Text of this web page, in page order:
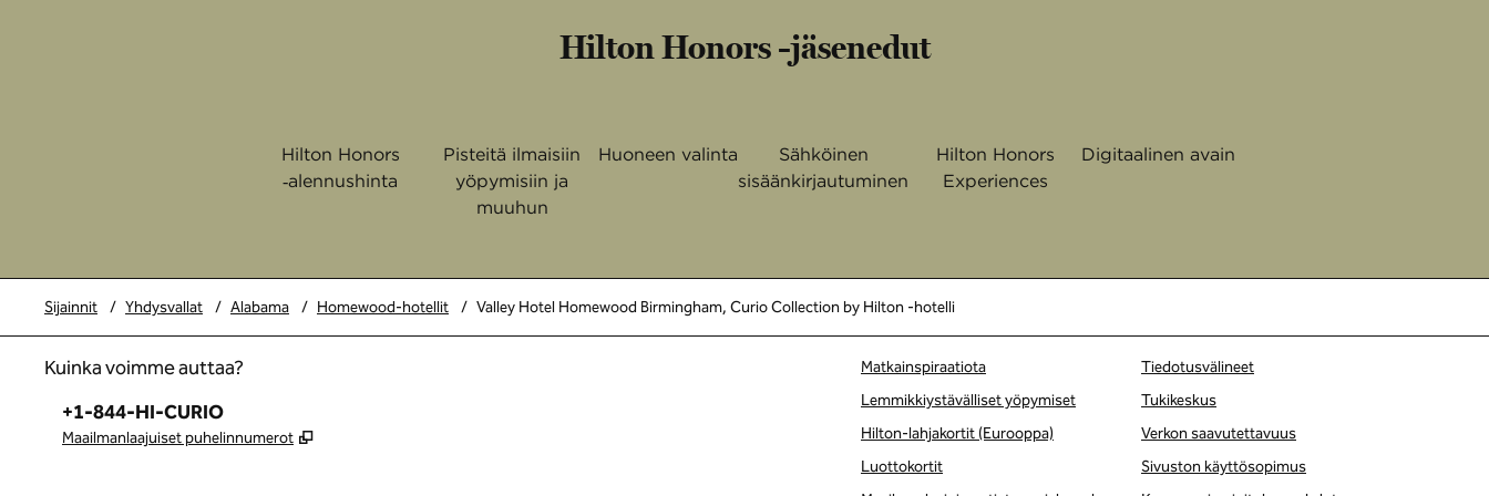
Hilton Honors -jäsenedut
Hilton Honors
‑alennushinta
Pisteitä ilmaisiin
yöpymisiin ja
muuhun
Huoneen valinta
Sähköinen
sisäänkirjautuminen
Hilton Honors
Experiences
Digitaalinen avain
Sijainnit / Yhdysvallat / Alabama / Homewood-hotellit / Valley Hotel Homewood Birmingham, Curio Collection by Hilton -hotelli
Kuinka voimme auttaa?
Puhelin:
+1-844-HI-CURIO
Maailmanlaajuiset puhelinnumerot ,
Matkainspiraatiota
Lemmikkiystävälliset yöpymiset
Hilton-lahjakortit (Eurooppa)
Luottokortit
Tiedotusvälineet
Tukikeskus
Verkon saavutettavuus
Sivuston käyttösopimus